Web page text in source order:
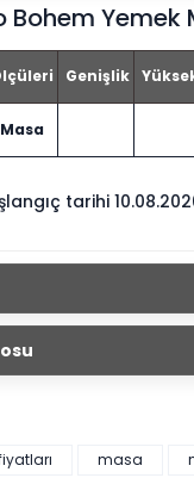
Bohem Yemek
Genişlik
Masa
tarihi
masa